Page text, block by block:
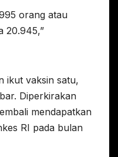
orang atau
20.945,”
ikut vaksin satu,
Diperkirakan
mendapatkan
RI pada bulan